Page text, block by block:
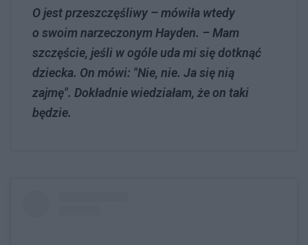
O jest przeszczęśliwy – mówiła wtedy
o swoim narzeczonym Hayden. – Mam
szczęście, jeśli w ogóle uda mi się dotknąć
dziecka. On mówi: "Nie, nie. Ja się nią
zajmę". Dokładnie wiedziałam, że on taki
będzie.